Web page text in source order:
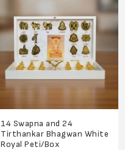
14 Swapna and 24
Tirthankar Bhagwan White
Royal Peti/Box